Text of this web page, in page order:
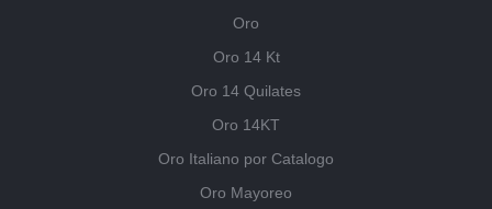
Oro
Oro 14 Kt
Oro 14 Quilates
Oro 14KT
Oro Italiano por Catalogo
Oro Mayoreo